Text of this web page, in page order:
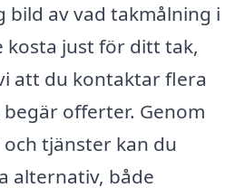
bild av vad takmålning i
kosta just för ditt tak,
att du kontaktar flera
offerter. Genom
tjänster kan du
alternativ, både